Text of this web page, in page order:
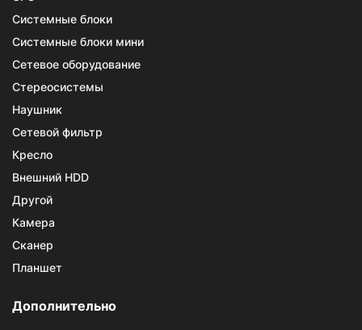
Системные блоки
Системные блоки мини
Сетевое оборудование
Стереосистемы
Наушник
Сетевой фильтр
Кресло
Внешний HDD
Другой
Камера
Сканер
Планшет
Дополнительно